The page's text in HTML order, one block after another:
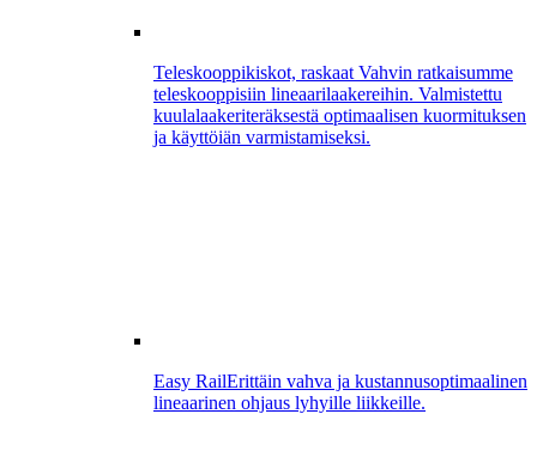
Teleskooppikiskot, raskaat Vahvin ratkaisumme
teleskooppisiin lineaarilaakereihin. Valmistettu
kuulalaakeriteräksestä optimaalisen kuormituksen
ja käyttöiän varmistamiseksi.
Easy RailErittäin vahva ja kustannusoptimaalinen
lineaarinen ohjaus lyhyille liikkeille.